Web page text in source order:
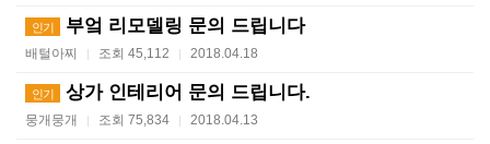
인기 부엌 리모델링 문의 드립니다
배털아찌 | 조회 45,112 | 2018.04.18
인기 상가 인테리어 문의 드립니다.
뭉개뭉개 | 조회 75,834 | 2018.04.13